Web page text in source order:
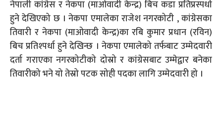
नेपाली कांग्रेस र नेकपा (माओवादी केन्द्र) बिच कडा प्रतिप्रस्पर्धा
हुने देखिएको छ । नेकपा एमालेका राजेश नगरकोटी , कांग्रेसका
तिवारी र नेकपा (माओवादी केन्द्र)का रबि कुमार प्रधान (रविन)
बिच प्रतिश्पर्धा हुने देखिन्छ । नेकपा एमालेको तर्फबाट उम्मेदवारी
दर्ता गराएका नगरकोटीको दोस्रो र कांग्रेसबाट उम्मेद्वार बनेका
तिवारीको भने यो तेस्रो पटक सोही पदका लागि उम्मेदवारी हो ।